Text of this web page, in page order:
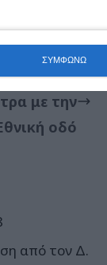
ΣΥΜΦΩΝΩ
δρόμου
με την
οδό
από τον Δ.